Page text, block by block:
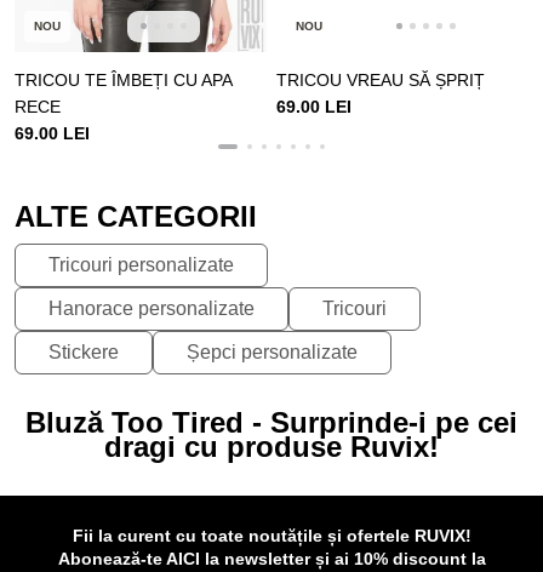
NOU
TRICOU TE ÎMBEȚI CU APA
RECE
69.00 LEI
NOU
TRICOU VREAU SĂ ȘPRIȚ
69.00 LEI
ALTE CATEGORII
Tricouri personalizate
Hanorace personalizate Tricouri
Stickere Șepci personalizate
Bluză Too Tired - Surprinde-i pe cei
dragi cu produse Ruvix!
Fii la curent cu toate noutățile și ofertele RUVIX!
Abonează-te AICI la newsletter și ai 10% discount la